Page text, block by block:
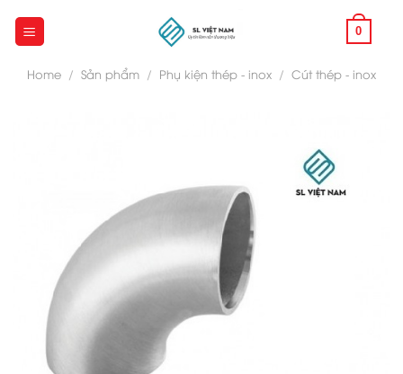
0
Home / Sản phẩm / Phụ kiện thép - inox / Cút thép - inox